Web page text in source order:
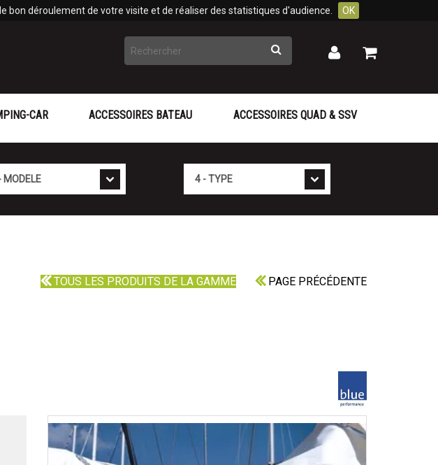
bon déroulement de votre visite et de réaliser des statistiques d'audience. OK
Rechercher Mon
Mon
CAR ACCESSOIRES BATEAU ACCESSOIRES QUAD & SSV
TOUS LES PRODUITS DE LA GAMME PAGE PRÉCÉDENTE